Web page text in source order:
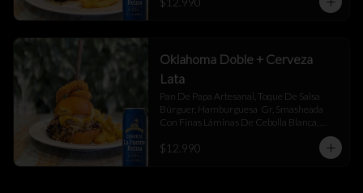
Oklahoma Doble + Cerveza
Lata
Pan De Papa Artesanal, Toque De Salsa
Búrguer, Hamburguesa  Gr, Smasheada
Con Finas Láminas De Cebolla Blanca,
Queso Cheddar Y Toque De Salsa Búrguer.
$12.990